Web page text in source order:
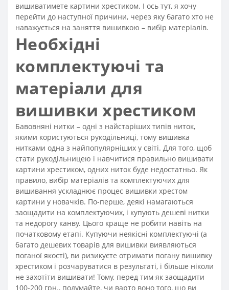
вишиватимете картини хрестиком. І ось тут, я хочу
перейти до наступної причини, через яку багато хто не
наважується на заняття вишивкою – вибір матеріалів.
Необхідні
комплектуючі та
матеріали для
вишивки хрестиком
Бавовняні нитки – одні з найстаріших типів ниток,
якими користуються рукодільниці, тому вишивка
нитками одна з найпопулярніших у світі. Для того, щоб
стати рукодільницею і навчитися правильно вишивати
картини хрестиком, одних ниток буде недостатньо. Як
правило, вибір матеріалів та комплектуючих для
вишивання ускладнює процес вишивки хрестом
картини у новачків. По-перше, деякі намагаються
заощадити на комплектуючих, і купують дешеві нитки
та недорогу канву. Цього краще не робити навіть на
початковому етапі. Купуючи неякісні комплектуючі (а
багато дешевих товарів для вишивки виявляються
поганої якості), ви ризикуєте отримати погану вишивку
хрестиком і розчаруватися в результаті, і більше ніколи
не захотіти вишивати! Тому, перед тим як заощадити
100-200 грн., подумайте, чи варто воно того, що ви